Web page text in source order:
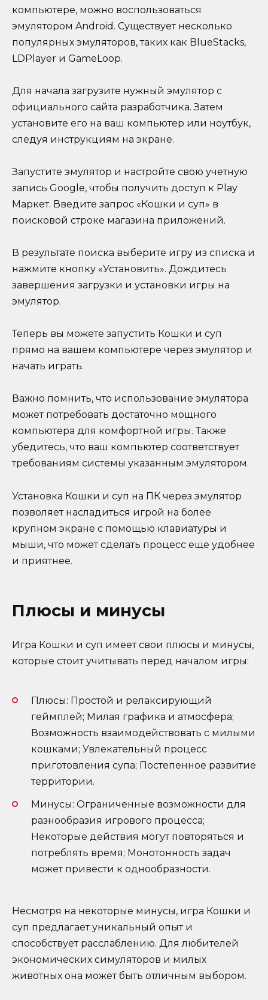
компьютере, можно воспользоваться
эмулятором Android. Существует несколько
популярных эмуляторов, таких как BlueStacks,
LDPlayer и GameLoop.
Для начала загрузите нужный эмулятор с
официального сайта разработчика. Затем
установите его на ваш компьютер или ноутбук,
следуя инструкциям на экране.
Запустите эмулятор и настройте свою учетную
запись Google, чтобы получить доступ к Play
Маркет. Введите запрос «Кошки и суп» в
поисковой строке магазина приложений.
В результате поиска выберите игру из списка и
нажмите кнопку «Установить». Дождитесь
завершения загрузки и установки игры на
эмулятор.
Теперь вы можете запустить Кошки и суп
прямо на вашем компьютере через эмулятор и
начать играть.
Важно помнить, что использование эмулятора
может потребовать достаточно мощного
компьютера для комфортной игры. Также
убедитесь, что ваш компьютер соответствует
требованиям системы указанным эмулятором.
Установка Кошки и суп на ПК через эмулятор
позволяет насладиться игрой на более
крупном экране с помощью клавиатуры и
мыши, что может сделать процесс еще удобнее
и приятнее.
Плюсы и минусы
Игра Кошки и суп имеет свои плюсы и минусы,
которые стоит учитывать перед началом игры:
Плюсы: Простой и релаксирующий
геймплей; Милая графика и атмосфера;
Возможность взаимодействовать с милыми
кошками; Увлекательный процесс
приготовления супа; Постепенное развитие
территории.
Минусы: Ограниченные возможности для
разнообразия игрового процесса;
Некоторые действия могут повторяться и
потреблять время; Монотонность задач
может привести к однообразности.
Несмотря на некоторые минусы, игра Кошки и
суп предлагает уникальный опыт и
способствует расслаблению. Для любителей
экономических симуляторов и милых
животных она может быть отличным выбором.